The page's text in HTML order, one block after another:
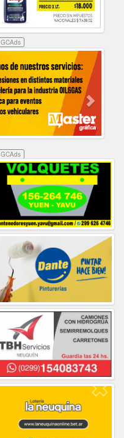
GCAds
GCAds